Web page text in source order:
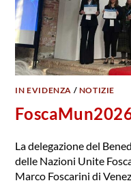
IN EVIDENZA / NOTIZIE
La delegazione del
delle Nazioni Unite
Marco Foscarini di